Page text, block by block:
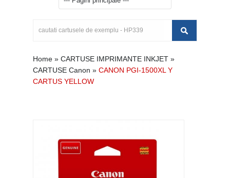
Home » CARTUSE IMPRIMANTE INKJET »
CARTUSE Canon » CANON PGI-1500XL Y
CARTUS YELLOW